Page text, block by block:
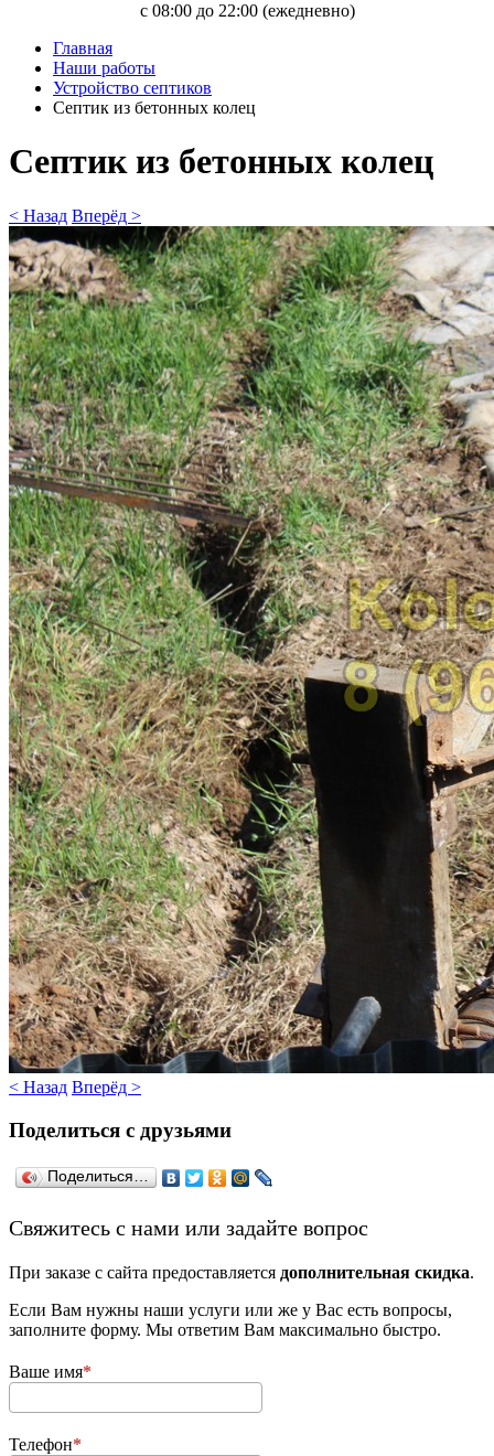
с 08:00 до 22:00 (ежедневно)
Главная
Наши работы
Устройство септиков
Септик из бетонных колец
Септик из бетонных колец
< Назад Вперёд >
< Назад Вперёд >
Поделиться с друзьями
Поделиться…
­Свяжитесь с нами или задайте вопрос
При заказе с сайта предоставляется дополнительная скидка.
Если Вам нужны наши услуги или же у Вас есть вопросы,
заполните форму. Мы ответим Вам максимально быстро.
Ваше имя
Телефон